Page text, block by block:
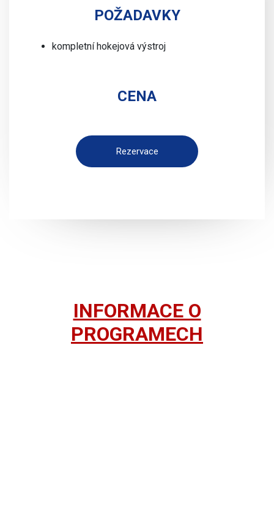
POŽADAVKY
kompletní hokejová výstroj
CENA
Rezervace
INFORMACE O
PROGRAMECH